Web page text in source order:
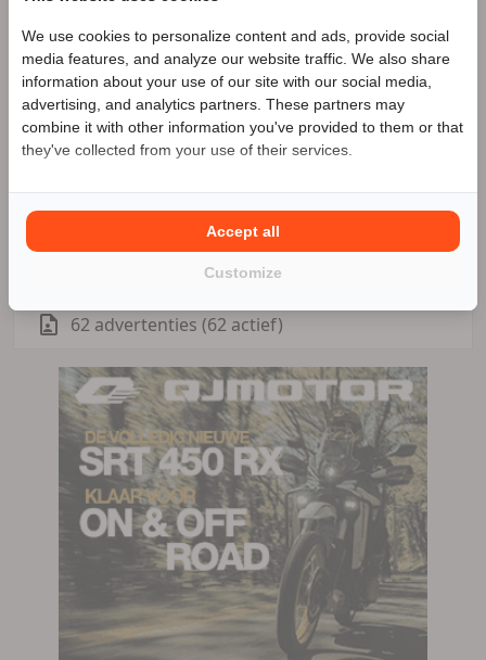
Star Twin Motors Zakelijke aanbieder
Meer advertenties
62 advertenties (62 actief)
Speciale Motor2go prijs
Benieuwd naar de speciale Motor2go prijs? Bel
5051329
We use cookies to personalize content and ads, provide social
media features, and analyze our website traffic. We also share
information about your use of our site with our social media,
advertising, and analytics partners. These partners may
combine it with other information you've provided to them or that
they've collected from your use of their services.
Customize
Accept all